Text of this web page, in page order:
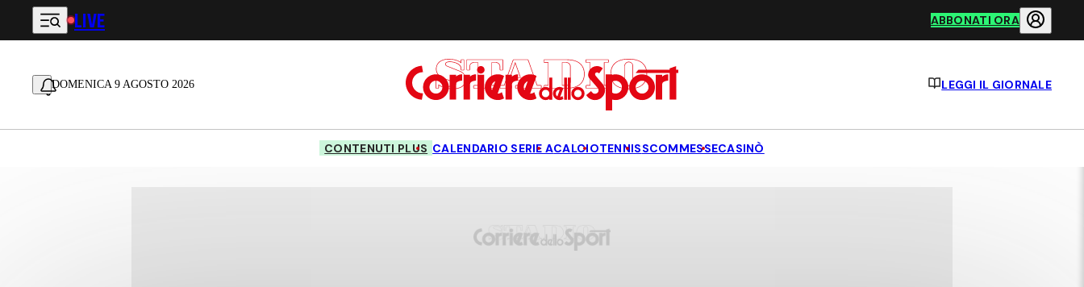
Vai al contenuto principale
LIVE ABBONATI ORA
DOMENICA 9 AGOSTO 2026 LEGGI IL GIORNALE
CONTENUTI PLUS CALENDARIO SERIE ACALCIOTENNISSCOMMESSECASINÒ